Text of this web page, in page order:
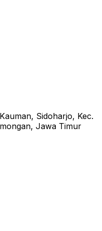
Sidoharjo, Kec.
Jawa Timur
Produk Unik di